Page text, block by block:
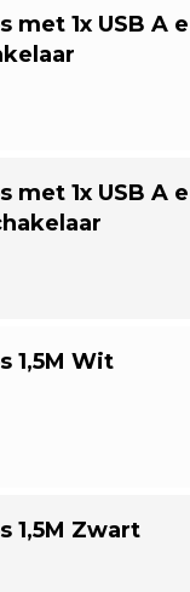
met 1x USB A
met 1x USB A
1,5M Wit
1,5M Zwart